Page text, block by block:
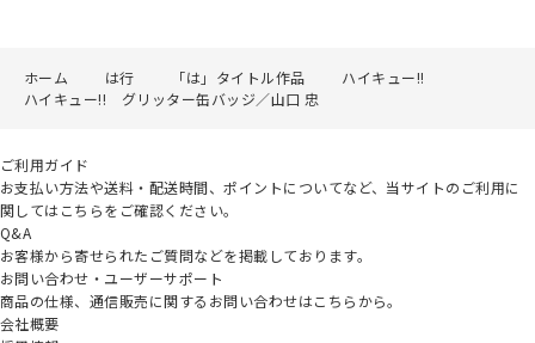
ホーム は行 「は」タイトル作品
ハイキュー!!
ハイキュー!! グリッター缶バッジ／山口 忠
ご利用ガイド
お支払い方法や送料・配送時間、ポイントについてなど、当サイトのご利用に
関してはこちらをご確認ください。
Q&A
お客様から寄せられたご質問などを掲載しております。
お問い合わせ・ユーザーサポート
商品の仕様、通信販売に関するお問い合わせはこちらから。
会社概要